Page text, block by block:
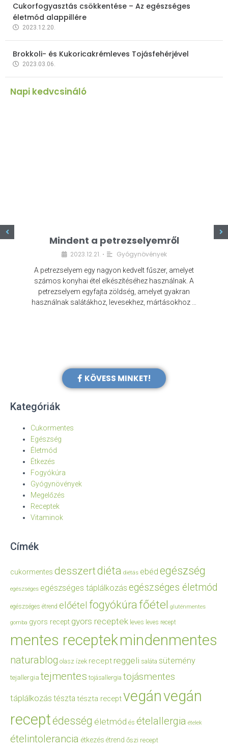
Cukorfogyasztás csökkentése – Az egészséges
életmód alappillére
2023.12.20.
Brokkoli- és Kukoricakrémleves Tojásfehérjével
2023.03.06.
Napi kedvcsináló
Mindent a petrezselyemről
2023.12.21. • Gyógynövények
A petrezselyem egy nagyon kedvelt fűszer, amelyet
számos konyhai étel elkészítéséhez használnak. A
petrezselyem egyfajta zöldség, amelyet gyakran
használnak salátákhoz, levesekhez, mártásokhoz …
KÖVESS MINKET!
Kategóriák
Cukormentes
Egészség
Életmód
Étkezés
Fogyókúra
Gyógynövények
Megelőzés
Receptek
Vitaminok
Címék
cukormentes desszertdiéta diétás ebéd egészség
egészséges egészséges táplálkozás egészséges életmód
egészséges étrend előétel fogyókúrafőétel gluténmentes
gomba gyors recept gyors receptek leves leves recept
mentes receptekmindenmentes
naturablog olasz ízek recept reggeli saláta sütemény
tejallergia tejmentes tojásallergia tojásmentes
táplálkozás tészta tészta receptvegánvegán
receptédesség életmód és ételallergia ételek
ételintolerancia étkezés étrend őszi recept